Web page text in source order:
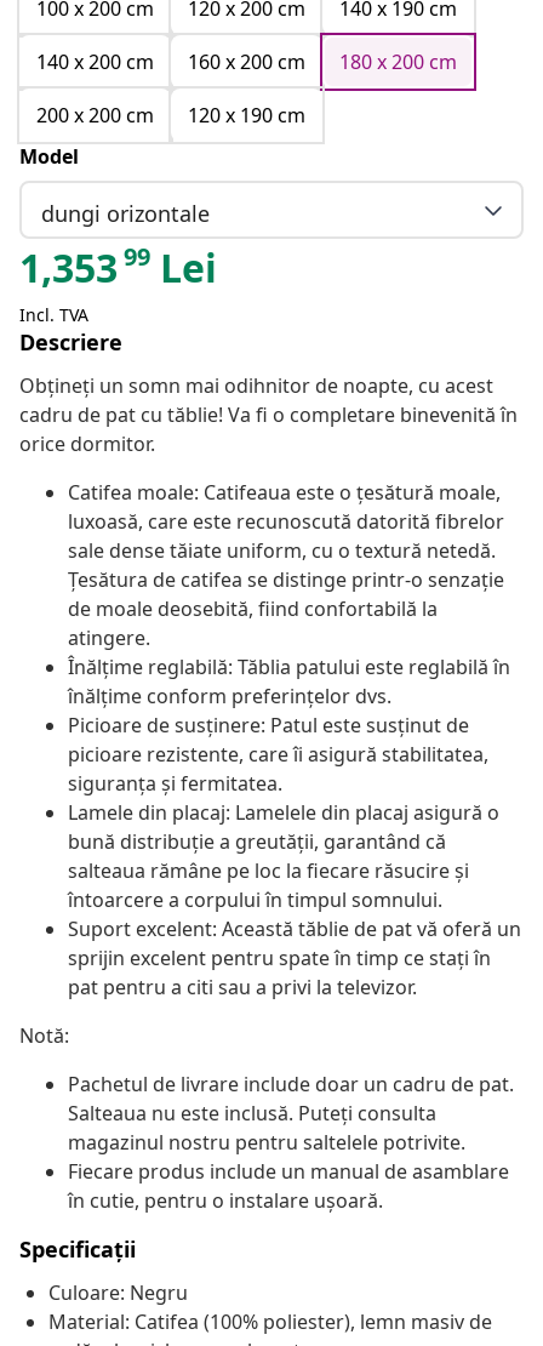
100 x 200 cm
120 x 200 cm
140 x 190 cm
140 x 200 cm
160 x 200 cm
180 x 200 cm
200 x 200 cm
120 x 190 cm
Model
dungi orizontale
1,353 99 Lei
Incl. TVA
Descriere
Obțineți un somn mai odihnitor de noapte, cu acest
cadru de pat cu tăblie! Va fi o completare binevenită în
orice dormitor.
Catifea moale: Catifeaua este o țesătură moale,
luxoasă, care este recunoscută datorită fibrelor
sale dense tăiate uniform, cu o textură netedă.
Țesătura de catifea se distinge printr-o senzație
de moale deosebită, fiind confortabilă la
atingere.
Înălțime reglabilă: Tăblia patului este reglabilă în
înălțime conform preferințelor dvs.
Picioare de susținere: Patul este susținut de
picioare rezistente, care îi asigură stabilitatea,
siguranța și fermitatea.
Lamele din placaj: Lamelele din placaj asigură o
bună distribuție a greutății, garantând că
salteaua rămâne pe loc la fiecare răsucire și
întoarcere a corpului în timpul somnului.
Suport excelent: Această tăblie de pat vă oferă un
sprijin excelent pentru spate în timp ce stați în
pat pentru a citi sau a privi la televizor.
Notă:
Pachetul de livrare include doar un cadru de pat.
Salteaua nu este inclusă. Puteți consulta
magazinul nostru pentru saltelele potrivite.
Fiecare produs include un manual de asamblare
în cutie, pentru o instalare ușoară.
Specificații
Culoare: Negru
Material: Catifea (100% poliester), lemn masiv de